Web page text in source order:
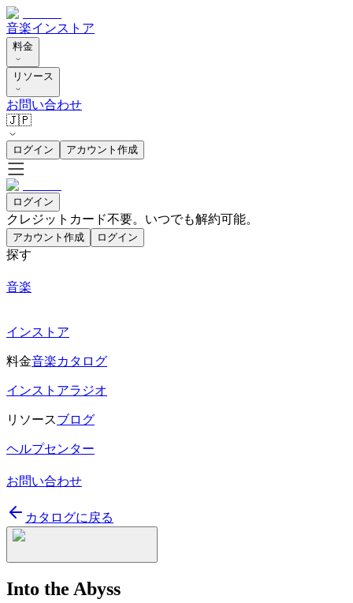
音楽インストア
料金
リソース
お問い合わせ
🇯🇵
ログイン アカウント作成
ログイン
クレジットカード不要。いつでも解約可能。
アカウント作成 ログイン
探す
音楽
インストア
料金音楽カタログ
インストアラジオ
リソースブログ
ヘルプセンター
お問い合わせ
カタログに戻る
Into the Abyss